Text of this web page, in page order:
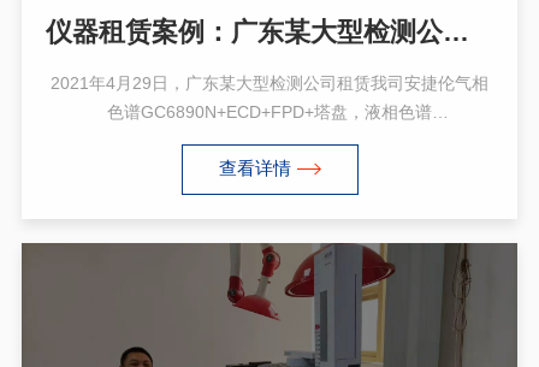
仪器租赁案例：广东某大型检测公司租赁气相色谱,液相色谱,气相色谱气质联用仪
2021年4月29日，广东某大型检测公司租赁我司安捷伦气相
色谱GC6890N+ECD+FPD+塔盘，液相色谱
1200+FLD+DAD，? 安益谱气相色谱气质联用仪
GCMS7700B ， 安装调试好后，给予了技术支持，技术培训
服务，并得到了客户的肯定，在此感谢客户认可与支持！
查看详情